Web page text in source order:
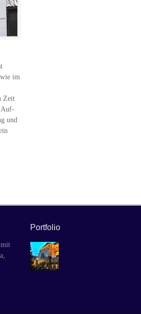
im
Zeit
Auf-
und
Portfolio